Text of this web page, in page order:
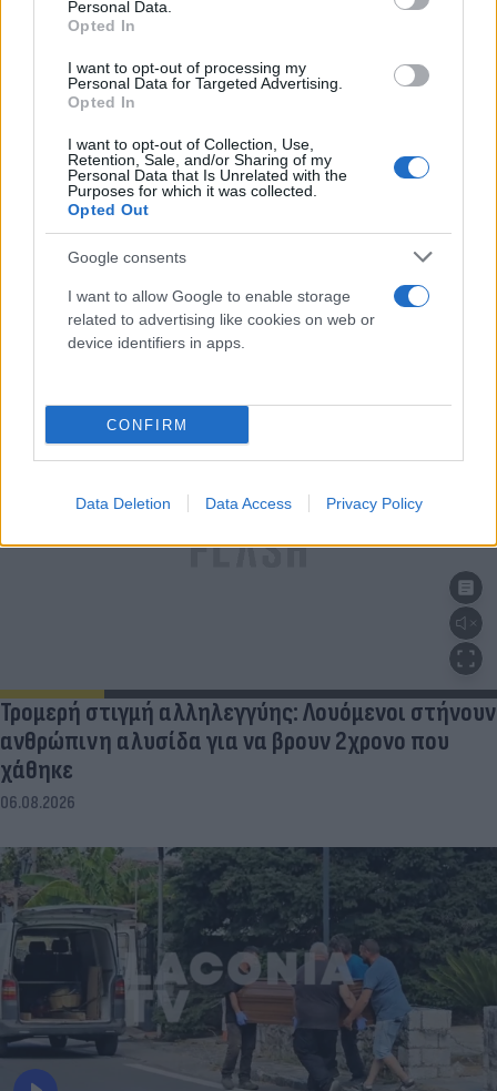
Personal Data.
Opted In
I want to opt-out of processing my
Personal Data for Targeted Advertising.
Opted In
I want to opt-out of Collection, Use,
Retention, Sale, and/or Sharing of my
Personal Data that Is Unrelated with the
Purposes for which it was collected.
Opted Out
Google consents
I want to allow Google to enable storage
related to advertising like cookies on web or
device identifiers in apps.
CONFIRM
Data Deletion Data Access Privacy Policy
Ναύπλιο: Προφυλακιστέοι οι δύο Ινδοί για τη
δολοφονία του ψυχολόγου
Τρομερή στιγμή αλληλεγγύης: Λουόμενοι στήνουν
ανθρώπινη αλυσίδα για να βρουν 2χρονο που
χάθηκε
06.08.2026